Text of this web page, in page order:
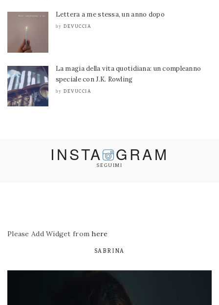
Lettera a me stessa, un anno dopo
by DEVUCCIA
La magia della vita quotidiana: un compleanno
speciale con J.K. Rowling
by DEVUCCIA
INSTA GRAM
SEGUIMI
Please Add Widget fromhere
SABRINA